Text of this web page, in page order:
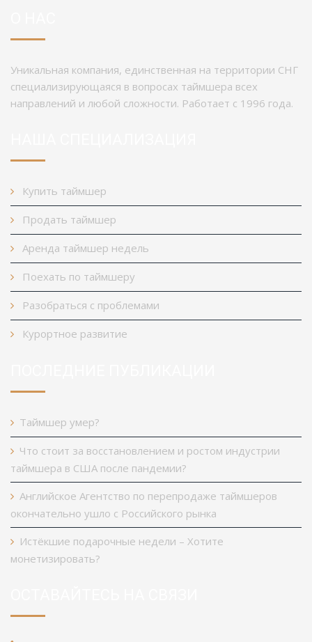
Уникальная компания, единственная на территории СНГ
специализирующаяся в вопросах таймшера всех
направлений и любой сложности. Работает с 1996 года.
Купить таймшер
Продать таймшер
Аренда таймшер недель
Поехать по таймшеру
Разобраться с проблемами
Курортное развитие
Таймшер умер?
Что стоит за восстановлением и ростом индустрии
таймшера в США после пандемии?
Английское Агентство по перепродаже таймшеров
окончательно ушло с Российского рынка
Истёкшие подарочные недели – Хотите
монетизировать?